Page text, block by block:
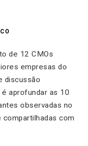
de 12 CMOs
empresas do
discussão
é aprofundar as 10
observadas no
com